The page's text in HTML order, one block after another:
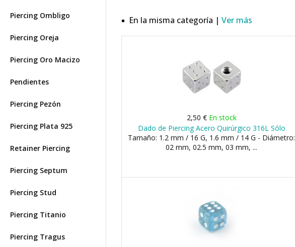
Piercing Ombligo
Piercing Oreja
Piercing Oro Macizo
Pendientes
Piercing Pezón
Piercing Plata 925
Retainer Piercing
Piercing Septum
Piercing Stud
Piercing Titanio
Piercing Tragus
En la misma categoría | Ver más
2,50 € En stock
Dado de Piercing Acero Quirúrgico 316L Sólo
Tamaño: 1.2 mm / 16 G, 1.6 mm / 14 G - Diámetro:
02 mm, 02.5 mm, 03 mm, ...